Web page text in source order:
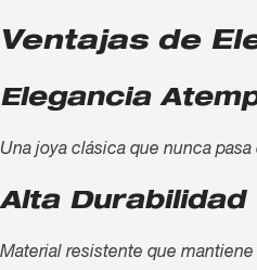
Ventajas de
Elegancia
Una joya clásica que nunca pasa
Alta Durabilidad
Material resistente que